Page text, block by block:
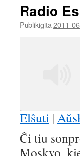
Radio
Publikigita 2011-
RSS FEED
LINK
Elŝuti |
Ĉi tiu
Moskvo,